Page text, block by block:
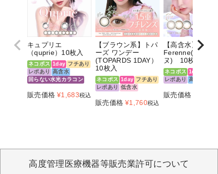
キュプリエ
（quprie）10枚入
ネコポス 1day フチあり
レポあり 高含水
回らない水光カラコン
販売価格 ¥1,683税込
【ブラウン系】トパ
ーズ ワンデー
(TOPARDS 1DAY）
10枚入
ネコポス 1day フチあり
レポあり 低含水
販売価格 ¥1,760税込
【高含水】
Ferenne(フェレ
ヌ) 10枚入
ネコポス 1day
レポあり 高含水
販売価格
高度管理医療機器等販売業許可について